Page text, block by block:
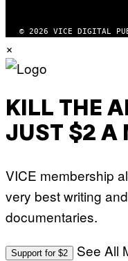
© 2026 VICE DIGITAL
×
KILL THE
JUST $2 A
VICE membership
very best writing
documentaries.
Support for $2 See All